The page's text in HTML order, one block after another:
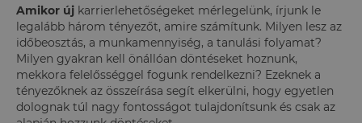
Amikor új karrierlehetőségeket mérlegelünk, írjunk le
legalább három tényezőt, amire számítunk. Milyen lesz az
időbeosztás, a munkamennyiség, a tanulási folyamat?
Milyen gyakran kell önállóan döntéseket hoznunk,
mekkora felelősséggel fogunk rendelkezni? Ezeknek a
tényezőknek az összeírása segít elkerülni, hogy egyetlen
dolognak túl nagy fontosságot tulajdonítsunk és csak az